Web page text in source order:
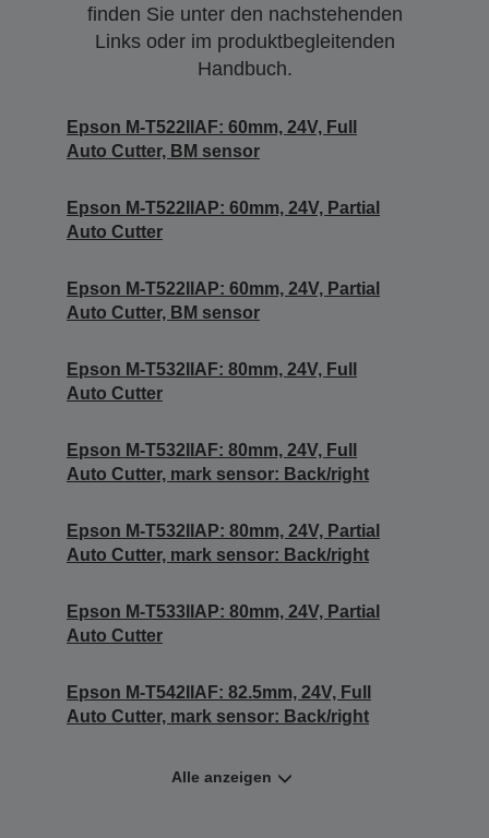
finden Sie unter den nachstehenden
Links oder im produktbegleitenden
Handbuch.
Epson M-T522IIAF: 60mm, 24V, Full
Auto Cutter, BM sensor
Epson M-T522IIAP: 60mm, 24V, Partial
Auto Cutter
Epson M-T522IIAP: 60mm, 24V, Partial
Auto Cutter, BM sensor
Epson M-T532IIAF: 80mm, 24V, Full
Auto Cutter
Epson M-T532IIAF: 80mm, 24V, Full
Auto Cutter, mark sensor: Back/right
Epson M-T532IIAP: 80mm, 24V, Partial
Auto Cutter, mark sensor: Back/right
Epson M-T533IIAP: 80mm, 24V, Partial
Auto Cutter
Epson M-T542IIAF: 82.5mm, 24V, Full
Auto Cutter, mark sensor: Back/right
Alle anzeigen